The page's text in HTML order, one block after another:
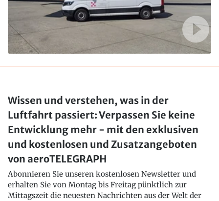
Wissen und verstehen, was in der
Luftfahrt passiert: Verpassen Sie keine
Entwicklung mehr - mit den exklusiven
und kostenlosen und Zusatzangeboten
von aeroTELEGRAPH
Abonnieren Sie unseren kostenlosen Newsletter und
erhalten Sie von Montag bis Freitag pünktlich zur
Mittagszeit die neuesten Nachrichten aus der Welt der